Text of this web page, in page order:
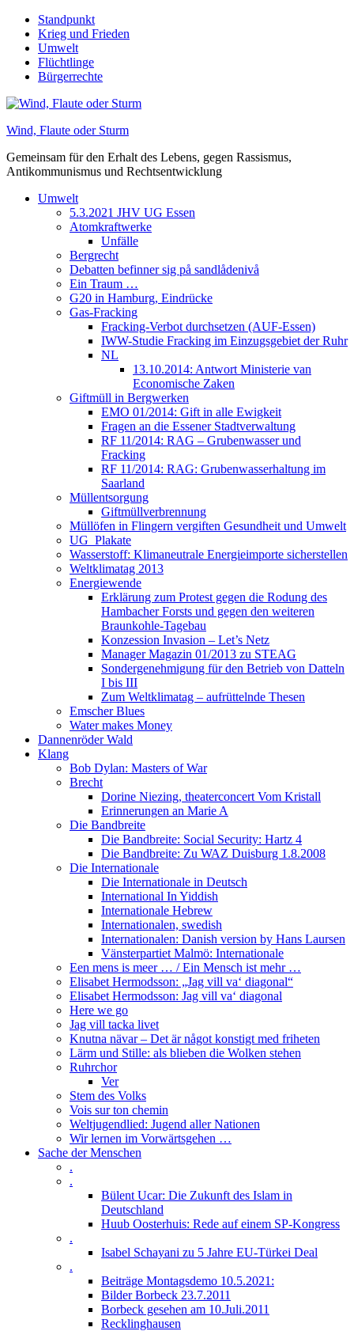
Skip
content
Standpunkt
Krieg und Frieden
Umwelt
Flüchtlinge
Bürgerrechte
Wind, Flaute oder Sturm
Gemeinsam für den Erhalt des Lebens, gegen Rassismus,
Antikommunismus und Rechtsentwicklung
Umwelt
5.3.2021 JHV UG Essen
Atomkraftwerke
Unfälle
Bergrecht
Debatten befinner sig på sandlådenivå
Ein Traum …
G20 in Hamburg, Eindrücke
Gas-Fracking
Fracking-Verbot durchsetzen (AUF-Essen)
IWW-Studie Fracking im Einzugsgebiet der Ruhr
NL
13.10.2014: Antwort Ministerie van
Economische Zaken
Giftmüll in Bergwerken
EMO 01/2014: Gift in alle Ewigkeit
Fragen an die Essener Stadtverwaltung
RF 11/2014: RAG – Grubenwasser und
Fracking
RF 11/2014: RAG: Grubenwasserhaltung im
Saarland
Müllentsorgung
Giftmüllverbrennung
Müllöfen in Flingern vergiften Gesundheit und Umwelt
UG_Plakate
Wasserstoff: Klimaneutrale Energieimporte sicherstellen
Weltklimatag 2013
Energiewende
Erklärung zum Protest gegen die Rodung des
Hambacher Forsts und gegen den weiteren
Braunkohle-Tagebau
Konzession Invasion – Let’s Netz
Manager Magazin 01/2013 zu STEAG
Sondergenehmigung für den Betrieb von Datteln
I bis III
Zum Weltklimatag – aufrüttelnde Thesen
Emscher Blues
Water makes Money
Dannenröder Wald
Klang
Bob Dylan: Masters of War
Brecht
Dorine Niezing, theaterconcert Vom Kristall
Erinnerungen an Marie A
Die Bandbreite
Die Bandbreite: Social Security: Hartz 4
Die Bandbreite: Zu WAZ Duisburg 1.8.2008
Die Internationale
Die Internationale in Deutsch
International In Yiddish
Internationale Hebrew
Internationalen, swedish
Internationalen: Danish version by Hans Laursen
Vänsterpartiet Malmö: Internationale
Een mens is meer … / Ein Mensch ist mehr …
Elisabet Hermodsson: „Jag vill va‘ diagonal“
Elisabet Hermodsson: Jag vill va‘ diagonal
Here we go
Jag vill tacka livet
Knutna nävar – Det är något konstigt med friheten
Lärm und Stille: als blieben die Wolken stehen
Ruhrchor
Ver
Stem des Volks
Vois sur ton chemin
Weltjugendlied: Jugend aller Nationen
Wir lernen im Vorwärtsgehen …
Sache der Menschen
.
.
Bülent Ucar: Die Zukunft des Islam in
Deutschland
Huub Oosterhuis: Rede auf einem SP-Kongress
.
Isabel Schayani zu 5 Jahre EU-Türkei Deal
.
Beiträge Montagsdemo 10.5.2021:
Bilder Borbeck 23.7.2011
Borbeck gesehen am 10.Juli.2011
Recklinghausen